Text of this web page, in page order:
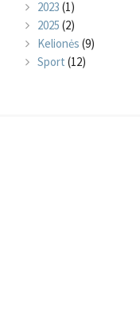
2023 (1)
2025 (2)
Kelionės (9)
Sport (12)